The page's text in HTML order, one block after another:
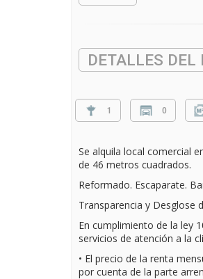
DETALLES DEL
1 0
Se alquila local comercial
de 46 metros cuadrados.
Reformado. Escaparate.
Transparencia y Desglose
En cumplimiento de la ley
servicios de atención a la
• El precio de la renta
por cuenta de la parte